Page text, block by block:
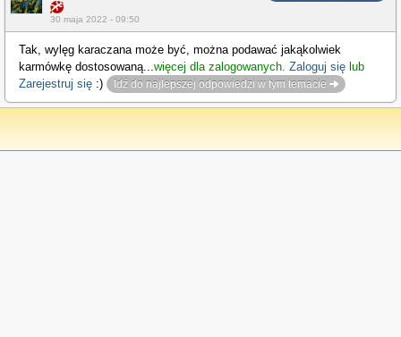
30 maja 2022 - 09:50
Tak, wylęg karaczana może być, można podawać jakąkolwiek
karmówkę dostosowaną
więcej dla zalogowanych. Zaloguj się lub
Zarejestruj się :) Idź do najlepszej odpowiedzi w tym temacie